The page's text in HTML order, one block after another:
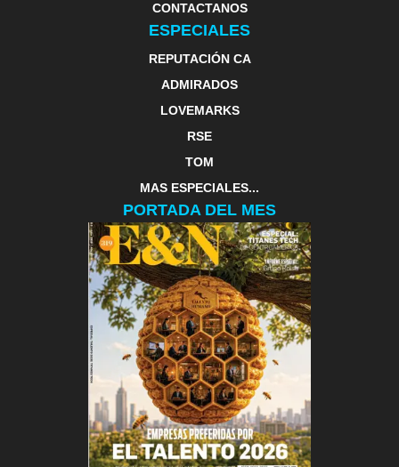
CONTACTANOS
ESPECIALES
REPUTACIÓN CA
ADMIRADOS
LOVEMARKS
RSE
TOM
MAS ESPECIALES...
PORTADA DEL MES